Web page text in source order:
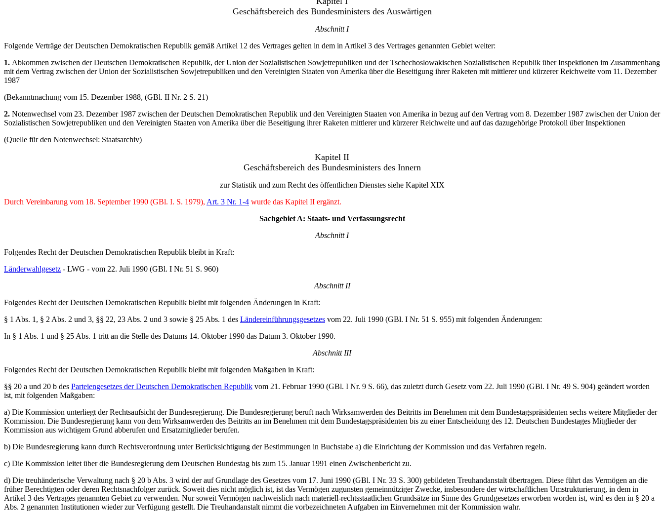
Geschäftsbereich des Bundesministers des Auswärtigen
Abschnitt I
Folgende Verträge der Deutschen Demokratischen Republik gemäß Artikel 12 des Vertrages gelten in dem in Artikel 3 des Vertrages genannten Gebiet weiter:
1. Abkommen zwischen der Deutschen Demokratischen Republik, der Union der Sozialistischen Sowjetrepubliken und der Tschechoslowakischen Sozialistischen Republik über Inspektionen im Zusammenhang
mit dem Vertrag zwischen der Union der Sozialistischen Sowjetrepubliken und den Vereinigten Staaten von Amerika über die Beseitigung ihrer Raketen mit mittlerer und kürzerer Reichweite vom 11. Dezember
1987
(Bekanntmachung vom 15. Dezember 1988, (GBl. II Nr. 2 S. 21)
2. Notenwechsel vom 23. Dezember 1987 zwischen der Deutschen Demokratischen Republik und den Vereinigten Staaten von Amerika in bezug auf den Vertrag vom 8. Dezember 1987 zwischen der Union der
Sozialistischen Sowjetrepubliken und den Vereinigten Staaten von Amerika über die Beseitigung ihrer Raketen mittlerer und kürzerer Reichweite und auf das dazugehörige Protokoll über Inspektionen
(Quelle für den Notenwechsel: Staatsarchiv)
Kapitel II
Geschäftsbereich des Bundesministers des Innern
zur Statistik und zum Recht des öffentlichen Dienstes siehe Kapitel XIX
Durch Vereinbarung vom 18. September 1990 (GBl. I. S. 1979), Art. 3 Nr. 1-4 wurde das Kapitel II ergänzt.
Sachgebiet A: Staats- und Verfassungsrecht
Abschnitt I
Folgendes Recht der Deutschen Demokratischen Republik bleibt in Kraft:
Länderwahlgesetz - LWG - vom 22. Juli 1990 (GBl. I Nr. 51 S. 960)
Abschnitt II
Folgendes Recht der Deutschen Demokratischen Republik bleibt mit folgenden Änderungen in Kraft:
§ 1 Abs. 1, § 2 Abs. 2 und 3, §§ 22, 23 Abs. 2 und 3 sowie § 25 Abs. 1 des Ländereinführungsgesetzes vom 22. Juli 1990 (GBl. I Nr. 51 S. 955) mit folgenden Änderungen:
In § 1 Abs. 1 und § 25 Abs. 1 tritt an die Stelle des Datums 14. Oktober 1990 das Datum 3. Oktober 1990.
Abschnitt III
Folgendes Recht der Deutschen Demokratischen Republik bleibt mit folgenden Maßgaben in Kraft:
§§ 20 a und 20 b des Parteiengesetzes der Deutschen Demokratischen Republik vom 21. Februar 1990 (GBl. I Nr. 9 S. 66), das zuletzt durch Gesetz vom 22. Juli 1990 (GBl. I Nr. 49 S. 904) geändert worden
ist, mit folgenden Maßgaben:
a) Die Kommission unterliegt der Rechtsaufsicht der Bundesregierung. Die Bundesregierung beruft nach Wirksamwerden des Beitritts im Benehmen mit dem Bundestagspräsidenten sechs weitere Mitglieder der
Kommission. Die Bundesregierung kann von dem Wirksamwerden des Beitritts an im Benehmen mit dem Bundestagspräsidenten bis zu einer Entscheidung des 12. Deutschen Bundestages Mitglieder der
Kommission aus wichtigem Grund abberufen und Ersatzmitglieder berufen.
b) Die Bundesregierung kann durch Rechtsverordnung unter Berücksichtigung der Bestimmungen in Buchstabe a) die Einrichtung der Kommission und das Verfahren regeln.
c) Die Kommission leitet über die Bundesregierung dem Deutschen Bundestag bis zum 15. Januar 1991 einen Zwischenbericht zu.
d) Die treuhänderische Verwaltung nach § 20 b Abs. 3 wird der auf Grundlage des Gesetzes vom 17. Juni 1990 (GBl. I Nr. 33 S. 300) gebildeten Treuhandanstalt übertragen. Diese führt das Vermögen an die
früher Berechtigten oder deren Rechtsnachfolger zurück. Soweit dies nicht möglich ist, ist das Vermögen zugunsten gemeinnütziger Zwecke, insbesondere der wirtschaftlichen Umstrukturierung, in dem in
Artikel 3 des Vertrages genannten Gebiet zu verwenden. Nur soweit Vermögen nachweislich nach materiell-rechtsstaatlichen Grundsätze im Sinne des Grundgesetzes erworben worden ist, wird es den in § 20 a
Abs. 2 genannten Institutionen wieder zur Verfügung gestellt. Die Treuhandanstalt nimmt die vorbezeichneten Aufgaben im Einvernehmen mit der Kommission wahr.